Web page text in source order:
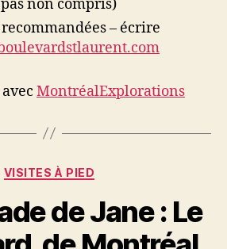
non compris)
– écrire
MontréalExplorations
Catégories
VISITES À PIED
de Jane : Le